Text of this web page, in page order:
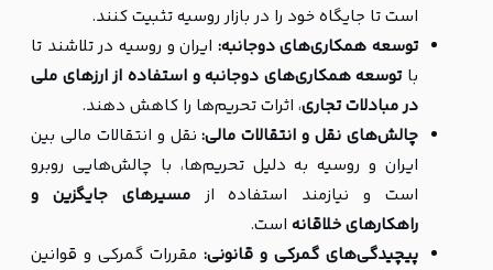
است تا جایگاه خود را در بازار روسیه تثبیت کنند.
توسعه همکاری‌های دوجانبه: ایران و روسیه در تلاشند تا
باتوسعه همکاری‌های دوجانبه و استفاده از ارزهای ملی
در مبادلات تجاری، اثرات تحریم‌ها را کاهش دهند.
چالش‌های نقل و انتقالات مالی:نقل و انتقالات مالی بین
ایران و روسیه به دلیل تحریم‌ها، با چالش‌هایی روبرو
است و نیازمند استفاده ازمسیرهای جایگزین و
راهکارهای خلاقانه است.
پیچیدگی‌های گمرکی و قانونی: مقررات گمرکی و قوانین